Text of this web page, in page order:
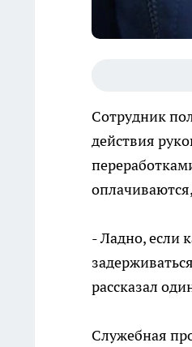
Сотрудник
действия
- Ладно, если
рассказал
Служебная